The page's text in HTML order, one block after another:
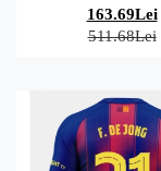
163.69Lei
511.68Lei